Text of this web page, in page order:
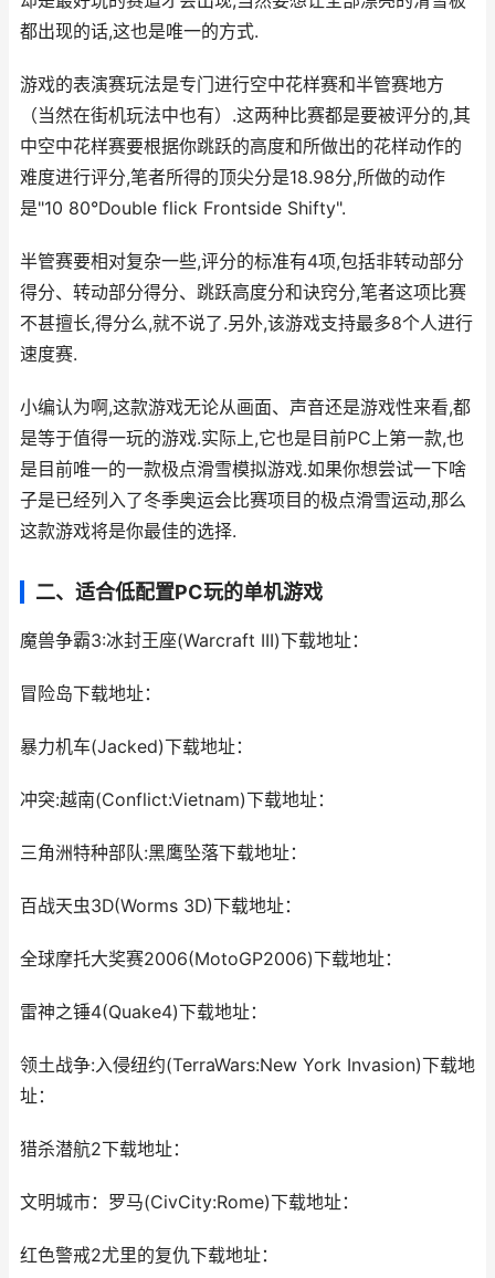
都出现的话,这也是唯一的方式.
游戏的表演赛玩法是专门进行空中花样赛和半管赛地方
（当然在街机玩法中也有）.这两种比赛都是要被评分的,其
中空中花样赛要根据你跳跃的高度和所做出的花样动作的
难度进行评分,笔者所得的顶尖分是18.98分,所做的动作
是"10 80°Double flick Frontside Shifty".
半管赛要相对复杂一些,评分的标准有4项,包括非转动部分
得分、转动部分得分、跳跃高度分和诀窍分,笔者这项比赛
不甚擅长,得分么,就不说了.另外,该游戏支持最多8个人进行
速度赛.
小编认为啊,这款游戏无论从画面、声音还是游戏性来看,都
是等于值得一玩的游戏.实际上,它也是目前PC上第一款,也
是目前唯一的一款极点滑雪模拟游戏.如果你想尝试一下啥
子是已经列入了冬季奥运会比赛项目的极点滑雪运动,那么
这款游戏将是你最佳的选择.
二、适合低配置PC玩的单机游戏
魔兽争霸3:冰封王座(Warcraft III)下载地址：
冒险岛下载地址：
暴力机车(Jacked)下载地址：
冲突:越南(Conflict:Vietnam)下载地址：
三角洲特种部队:黑鹰坠落下载地址：
百战天虫3D(Worms 3D)下载地址：
全球摩托大奖赛2006(MotoGP2006)下载地址：
雷神之锤4(Quake4)下载地址：
领土战争:入侵纽约(TerraWars:New York Invasion)下载地
址：
猎杀潜航2下载地址：
文明城市：罗马(CivCity:Rome)下载地址：
红色警戒2尤里的复仇下载地址：